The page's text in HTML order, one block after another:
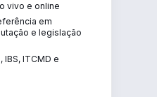
cenário.
vivo e online
em
e legislação
IBS, ITCMD e